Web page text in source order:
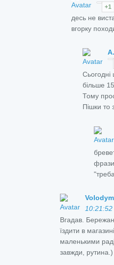
+1
десь не
вгорку
Сьогодні
більше
Тому
Пішки то
10:21:52
Вгадав.
їздити в
маленькими
завжди, рутина.)